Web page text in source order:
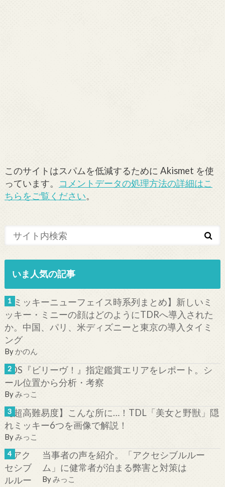
このサイトはスパムを低減するために Akismet を使
っています。 コメントデータの処理方法の詳細はこ
ちらをご覧ください。
いま人気の記事
【ミッキーニューフェイス時系列まとめ】新しいミ
ッキー・ミニーの顔はどのようにTDRへ導入された
か。中国、パリ、米ディズニーと東京の導入タイミ
ング
Byかのん
TDS『ビリーヴ！』指定鑑賞エリアをレポート。シ
ール位置から分析・考察
Byみっこ
【超高難易度】こんな所に…！TDL「美女と野獣」隠
れミッキー6つを画像で解説！
Byみっこ
当事者の声を紹介。「アクセシブルルー
ム」に健常者が泊まる弊害と対策は
Byみっこ